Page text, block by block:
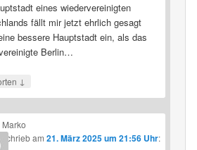
eines wiedervereinigten
fällt mir jetzt ehrlich gesagt
bessere Hauptstadt ein, als das
Berlin…
↓
Marko
schriebam21. März 2025 um 21:56 Uhr: